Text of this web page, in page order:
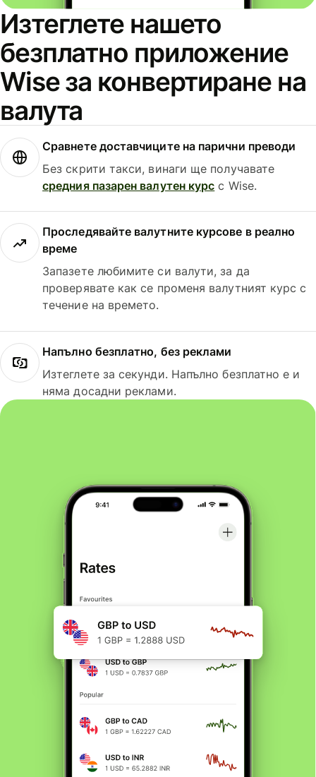
Изтеглете нашето
безплатно приложение
Wise за конвертиране на
валута
Сравнете доставчиците на парични преводи
Без скрити такси, винаги ще получавате
средния пазарен валутен курс с Wise.
Проследявайте валутните курсове в реално
време
Запазете любимите си валути, за да
проверявате как се променя валутният курс с
течение на времето.
Напълно безплатно, без реклами
Изтеглете за секунди. Напълно безплатно е и
няма досадни реклами.